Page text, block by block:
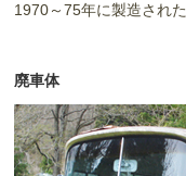
1970～75年に製造された
廃車体